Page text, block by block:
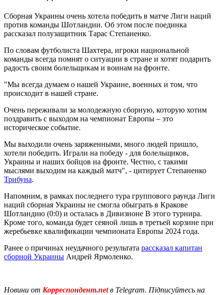
Сборная Украины очень хотела победить в матче Лиги наций
против команды Шотландии. Об этом после поединка
рассказал полузащитник Тарас Степаненко.
По словам футболиста Шахтера, игроки национальной
команды всегда помнят о ситуации в стране и хотят подарить
радость своим болельщикам и воинам на фронте.
"Мы всегда думаем о нашей Украине, военных и том, что
происходит в нашей стране.
Очень переживали за молодежную сборную, которую хотим
поздравить с выходом на чемпионат Европы – это
историческое событие.
Мы выходили очень заряженными, много людей пришло,
хотели победить. Играли на победу - для болельщиков,
Украины и наших бойцов на фронте. Честно, с такими
мыслями выходим на каждый матч", - цитирует Степаненко
Трибуна.
Напомним, в рамках последнего тура группового раунда Лиги
наций сборная Украины не смогла обыграть в Кракове
Шотландию (0:0) и осталась в Дивизионе В этого турнира.
Кроме того, команда будет сеяной лишь в третьей корзине при
жеребьевке квалификации чемпионата Европы 2024 года.
Ранее о причинах неудачного результата рассказал капитан
сборной Украины Андрей Ярмоленко.
Новини от Корреспондент.netв Telegram. Підписуйтесь на